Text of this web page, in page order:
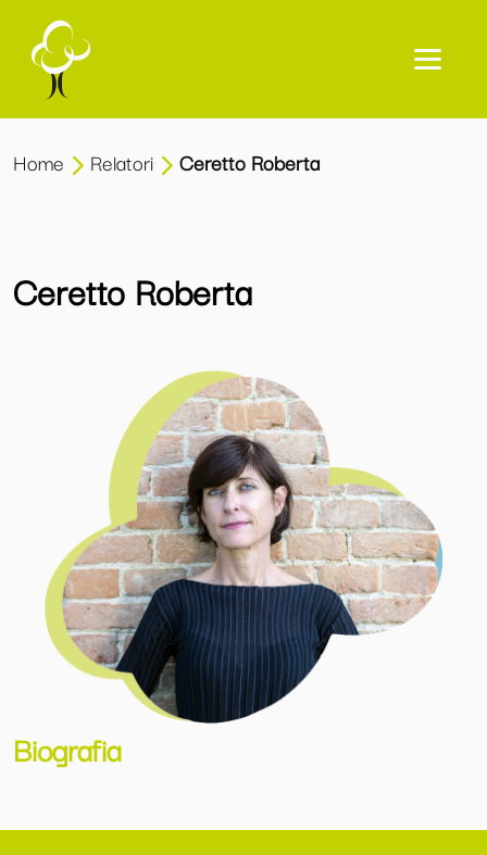
Home Relatori Ceretto Roberta
Ceretto Roberta
Biografia